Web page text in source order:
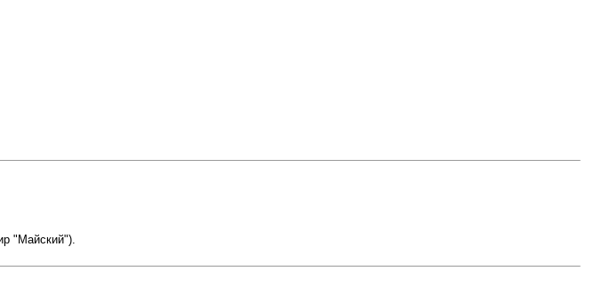
"Майский").